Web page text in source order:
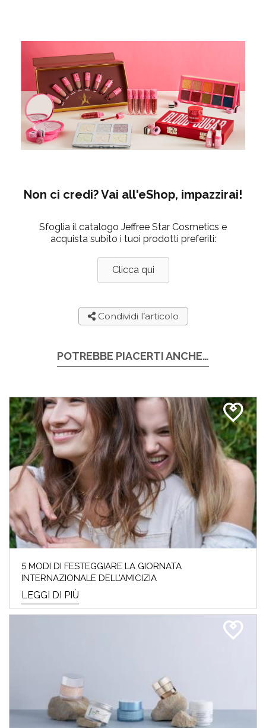
Non ci credi? Vai all'eShop, impazzirai!
Sfoglia il catalogo Jeffree Star Cosmetics e
acquista subito i tuoi prodotti preferiti:
Clicca qui
Condividi l’articolo
POTREBBE PIACERTI ANCHE…
5 MODI DI FESTEGGIARE LA GIORNATA
INTERNAZIONALE DELL’AMICIZIA
LEGGI DI PIÙ